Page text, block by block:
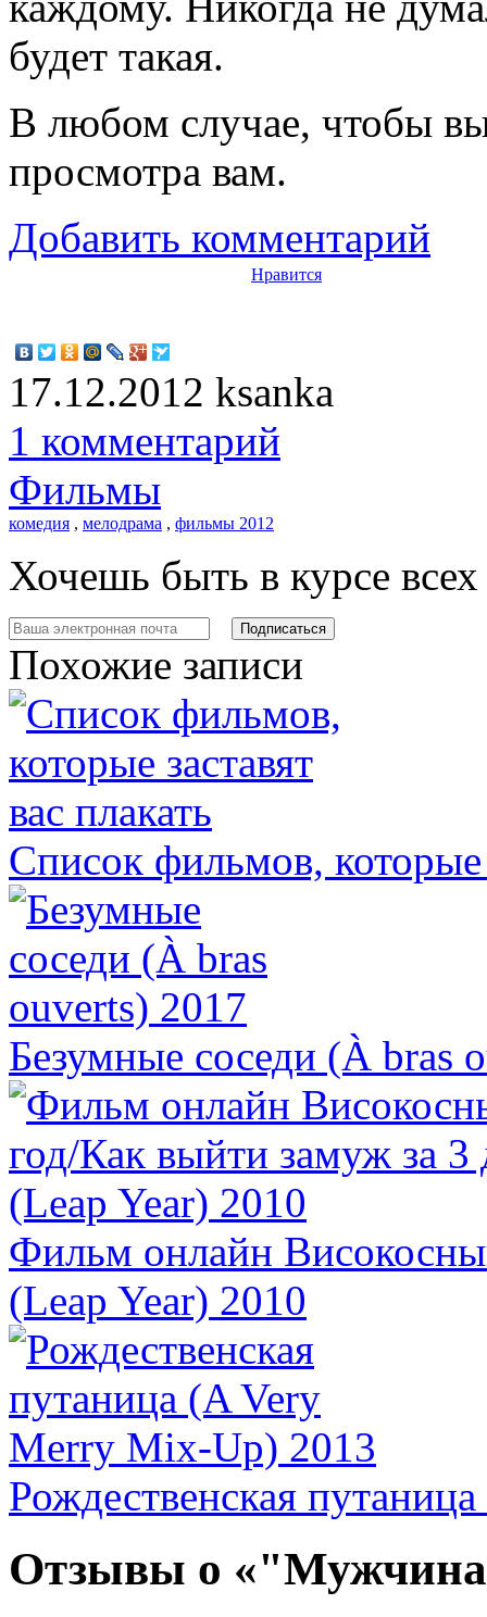
будет такая.
В любом случае, чтобы
просмотра вам.
Добавить комментарий
Нравится
17.12.2012 ksanka
1 комментарий
Фильмы
комедия , мелодрама , фильмы 2012
Хочешь быть в курсе
Похожие записи
Список фильмов, которые
Безумные соседи (À bras
Фильм онлайн
(Leap Year) 2010
Рождественская
Отзывы о «"Мужчина